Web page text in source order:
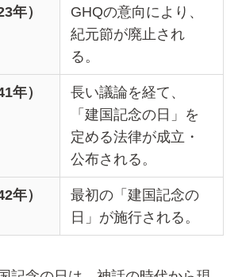
年）
GHQの意向により、
紀元節が廃止され
る。
年）
長い議論を経て、
「建国記念の日」を
定める法律が成立・
公布される。
年）
最初の「建国記念の
日」が施行される。